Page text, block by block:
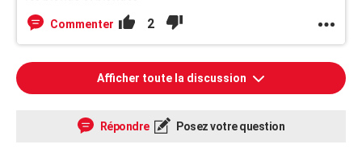
Commenter 2
Afficher toute la discussion
Répondre Posez votre question